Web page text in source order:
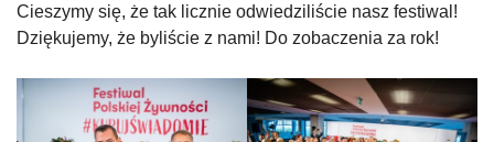
Cieszymy się, że tak licznie odwiedziliście nasz festiwal!
Dziękujemy, że byliście z nami! Do zobaczenia za rok!